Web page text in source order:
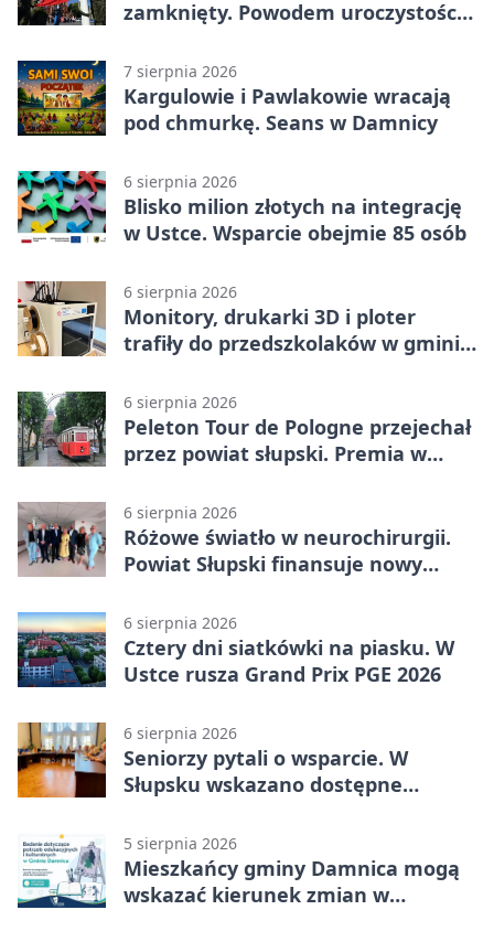
zamknięty. Powodem uroczystości
7 sierpnia 2026
Kargulowie i Pawlakowie wracają
pod chmurkę. Seans w Damnicy
6 sierpnia 2026
Blisko milion złotych na integrację
w Ustce. Wsparcie obejmie 85 osób
6 sierpnia 2026
Monitory, drukarki 3D i ploter
trafiły do przedszkolaków w gminie
6 sierpnia 2026
Peleton Tour de Pologne przejechał
przez powiat słupski. Premia w
6 sierpnia 2026
Różowe światło w neurochirurgii.
Powiat Słupski finansuje nowy
6 sierpnia 2026
Cztery dni siatkówki na piasku. W
Ustce rusza Grand Prix PGE 2026
6 sierpnia 2026
Seniorzy pytali o wsparcie. W
Słupsku wskazano dostępne
5 sierpnia 2026
Mieszkańcy gminy Damnica mogą
wskazać kierunek zmian w